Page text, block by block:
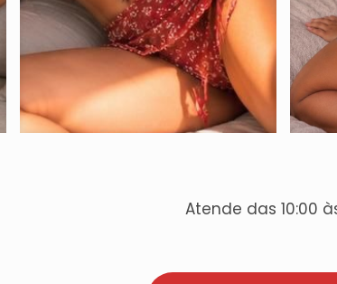
Atende das 10:00